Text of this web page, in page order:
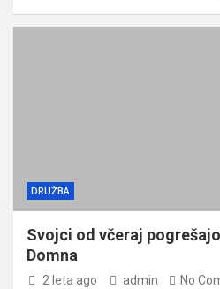
DRUŽBA
Svojci od včeraj
Domna
2 leta ago admin No